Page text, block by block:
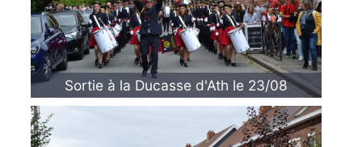
Sortie à la Ducasse d'Ath le 23/08